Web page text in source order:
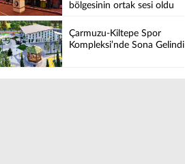
bölgesinin ortak sesi oldu
Çarmuzu-Kiltepe Spor
Kompleksi’nde Sona Gelindi